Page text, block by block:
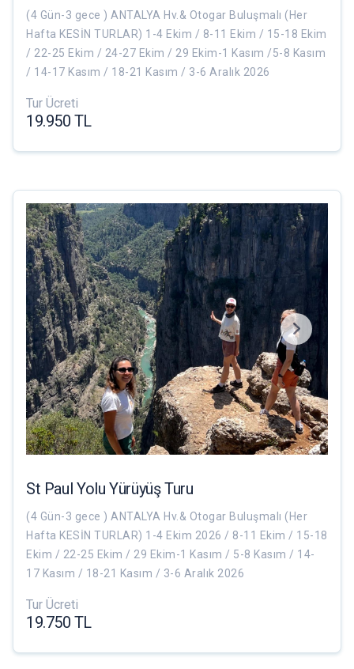
(4 Gün-3 gece ) ANTALYA Hv.& Otogar Buluşmalı (Her
Hafta KESİN TURLAR) 1-4 Ekim / 8-11 Ekim / 15-18 Ekim
/ 22-25 Ekim / 24-27 Ekim / 29 Ekim-1 Kasım /5-8 Kasım
/ 14-17 Kasım / 18-21 Kasım / 3-6 Aralık 2026
Tur Ücreti
19.950 TL
St Paul Yolu Yürüyüş Turu
(4 Gün-3 gece ) ANTALYA Hv.& Otogar Buluşmalı (Her
Hafta KESİN TURLAR) 1-4 Ekim 2026 / 8-11 Ekim / 15-18
Ekim / 22-25 Ekim / 29 Ekim-1 Kasım / 5-8 Kasım / 14-
17 Kasım / 18-21 Kasım / 3-6 Aralık 2026
Tur Ücreti
19.750 TL